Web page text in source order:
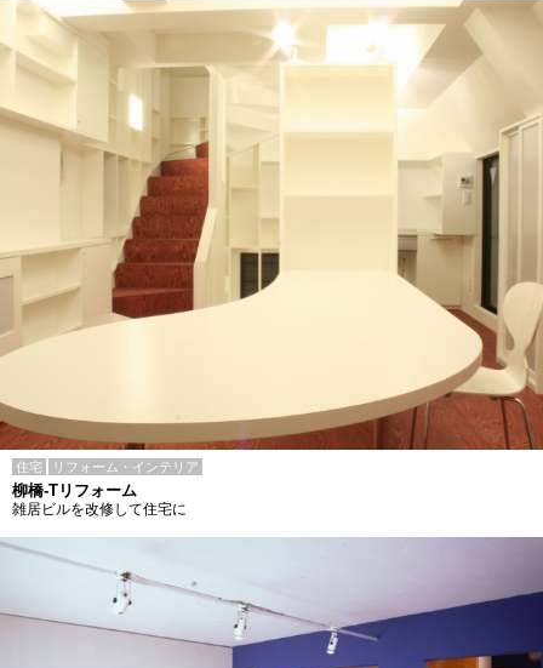
住宅 リフォーム・インテリア
柳橋-Tリフォーム
雑居ビルを改修して住宅に